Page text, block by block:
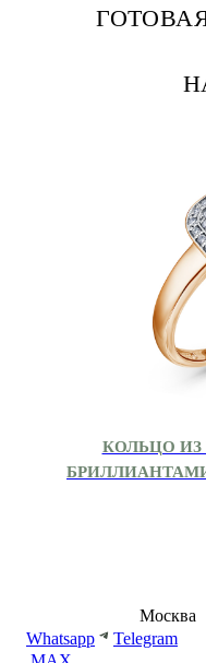
КОЛЬЦО ИЗ
Москва
Whatsapp
Telegram